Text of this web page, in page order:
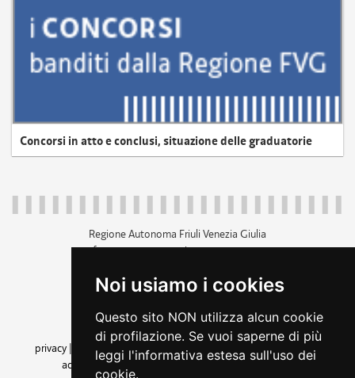
Noi usiamo i cookies
Questo sito NON utilizza alcun cookie
di profilazione. Se vuoi saperne di più
leggi l'informativa estesa sull'uso dei
cookie.
Concorsi in atto e conclusi, situazione delle graduatorie
Regione Autonoma Friuli Venezia Giulia
c.f. 80014930327; p.iva 00526040324
+39 040 3771111
amministrazione trasparente
privacy
cookie |note legali accessibilità
dichiarazione di
accessibilità| feedback cambio preferenze cookie